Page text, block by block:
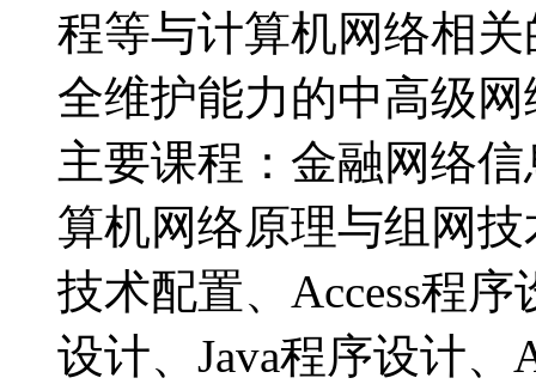
程等与计算机网络相
全维护能力的中高
主要课程：金融网络
算机网络原理与组网
技术配置、Access程序
设计、Java程序设计